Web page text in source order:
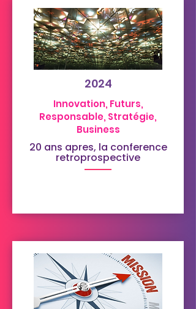
2024
Innovation, Futurs,
Responsable, Stratégie,
Business
20 ans apres, la conference
retroprospective